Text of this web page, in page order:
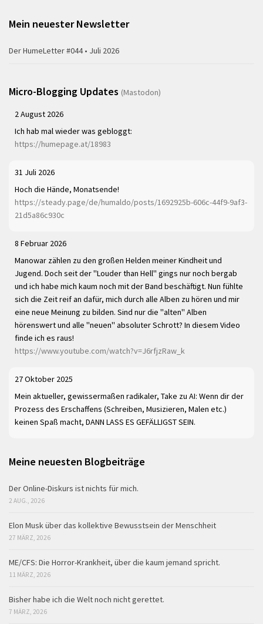
Mein neuester Newsletter
Der HumeLetter #044 • Juli 2026
Micro-Blogging Updates (Mastodon)
2 August 2026
Ich hab mal wieder was gebloggt:
https://humepage.at/18983
31 Juli 2026
Hoch die Hände, Monatsende!
https://steady.page/de/humaldo/posts/1692925b-606c-44f9-9af3-
21d5a86c930c
8 Februar 2026
Manowar zählen zu den großen Helden meiner Kindheit und
Jugend. Doch seit der "Louder than Hell" gings nur noch bergab
und ich habe mich kaum noch mit der Band beschäftigt. Nun fühlte
sich die Zeit reif an dafür, mich durch alle Alben zu hören und mir
eine neue Meinung zu bilden. Sind nur die "alten" Alben
hörenswert und alle "neuen" absoluter Schrott? In diesem Video
finde ich es raus!
https://www.youtube.com/watch?v=J6rfjzRaw_k
27 Oktober 2025
Mein aktueller, gewissermaßen radikaler, Take zu AI: Wenn dir der
Prozess des Erschaffens (Schreiben, Musizieren, Malen etc.)
keinen Spaß macht, DANN LASS ES GEFÄLLIGST SEIN.
Meine neuesten Blogbeiträge
Der Online-Diskurs ist nichts für mich.
2 AUG., 2026
Elon Musk über das kollektive Bewusstsein der Menschheit
27 MÄRZ, 2026
ME/CFS: Die Horror-Krankheit, über die kaum jemand spricht.
11 MÄRZ, 2026
Bisher habe ich die Welt noch nicht gerettet.
7 MÄRZ, 2026